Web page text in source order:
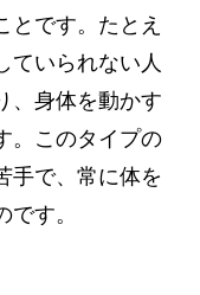
とです。たとえ
ていられない人
、身体を動かす
。このタイプの
手で、常に体を
す。